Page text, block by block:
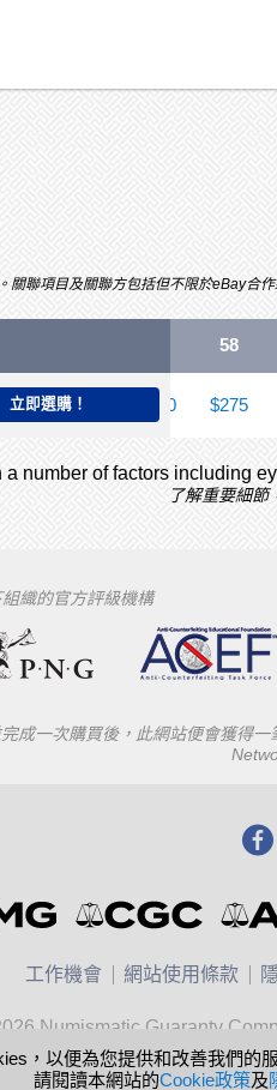
聯項目及關聯方包括但不限於eBay合
立即選購！
58
$190 $225 $240 $275
a number of factors including
了解重要細節
織的官方評級機構
成一次購買後，此網站便會獲得
工作機會 網站使用條款
Numismatic Guaranty
，以便為您提供和改善我們的
請閱讀本網站的Cookie政策及